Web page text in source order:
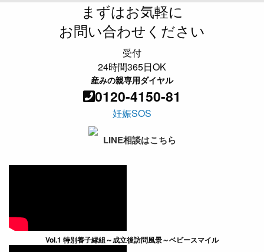
まずはお気軽に
お問い合わせください
受付
24時間365日OK
産みの親専用ダイヤル
0120-4150-81
妊娠SOS
LINE相談はこちら
Vol.1 特別養子縁組～成立後訪問風景～ベビースマイル